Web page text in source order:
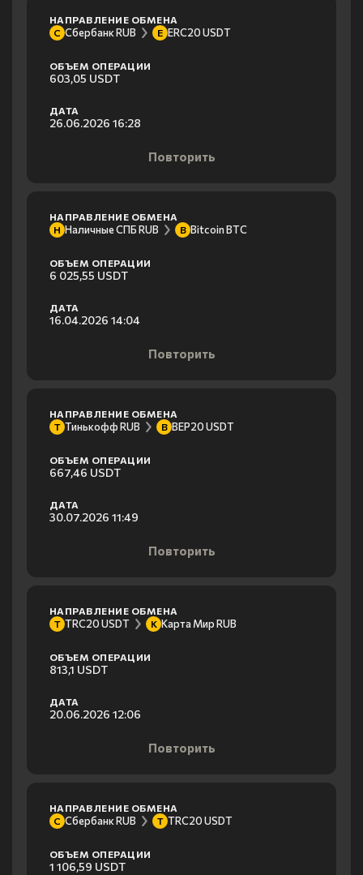
НАПРАВЛЕНИЕ ОБМЕНА
С Сбербанк RUB E ERC20 USDT
ОБЪЕМ ОПЕРАЦИИ
603,05 USDT
ДАТА
26.06.2026 16:28
Повторить
НАПРАВЛЕНИЕ ОБМЕНА
Н Наличные СПБ RUB B Bitcoin BTC
ОБЪЕМ ОПЕРАЦИИ
6 025,55 USDT
ДАТА
16.04.2026 14:04
Повторить
НАПРАВЛЕНИЕ ОБМЕНА
Т Тинькофф RUB B BEP20 USDT
ОБЪЕМ ОПЕРАЦИИ
667,46 USDT
ДАТА
30.07.2026 11:49
Повторить
НАПРАВЛЕНИЕ ОБМЕНА
T TRC20 USDT К Карта Мир RUB
ОБЪЕМ ОПЕРАЦИИ
813,1 USDT
ДАТА
20.06.2026 12:06
Повторить
НАПРАВЛЕНИЕ ОБМЕНА
С Сбербанк RUB T TRC20 USDT
ОБЪЕМ ОПЕРАЦИИ
1 106,59 USDT